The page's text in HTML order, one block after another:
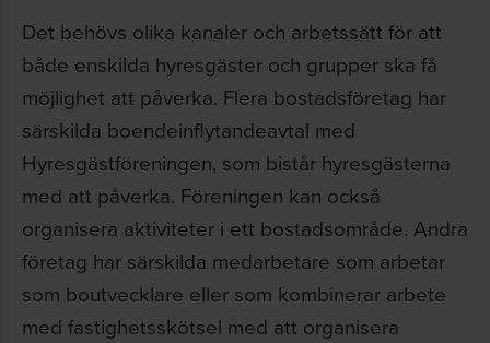
Det behövs olika kanaler och arbetssätt för att
både enskilda hyresgäster och grupper ska få
möjlighet att påverka. Flera bostadsföretag har
särskilda boendeinflytandeavtal med
Hyresgästföreningen, som bistår hyresgästerna
med att påverka. Föreningen kan också
organisera aktiviteter i ett bostadsområde. Andra
företag har särskilda medarbetare som arbetar
som boutvecklare eller som kombinerar arbete
med fastighetsskötsel med att organisera